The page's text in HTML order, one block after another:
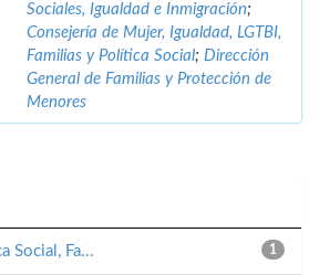
Sociales, Igualdad e Inmigración;
Consejería de Mujer, Igualdad, LGTBI,
Familias y Política Social; Dirección
General de Familias y Protección de
Menores
1
Social, Fa...